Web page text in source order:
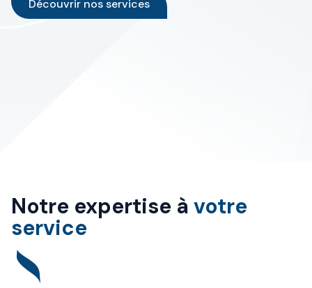
Découvrir nos services
Notre expertise à votre
service